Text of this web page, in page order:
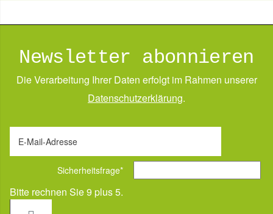
Newsletter abonnieren
Die Verarbeitung Ihrer Daten erfolgt im Rahmen unserer
Daten­schutz­erklärung.
E-Mail-Adresse
Sicherheitsfrage*
Bitte rechnen Sie 9 plus 5.